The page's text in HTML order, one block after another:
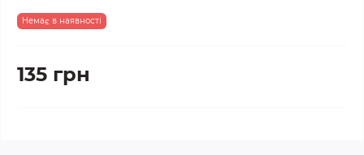
Немає в наявності
135 грн